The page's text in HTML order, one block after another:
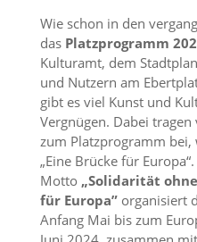
Wie schon in den
das Platzprogramm
Kulturamt, dem
und Nutzern am
gibt es viel Kunst und
Vergnügen. Dabei
zum Platzprogramm
„Eine Brücke für
Motto „Solidarität
für Europa” organisiert
Anfang Mai bis zum